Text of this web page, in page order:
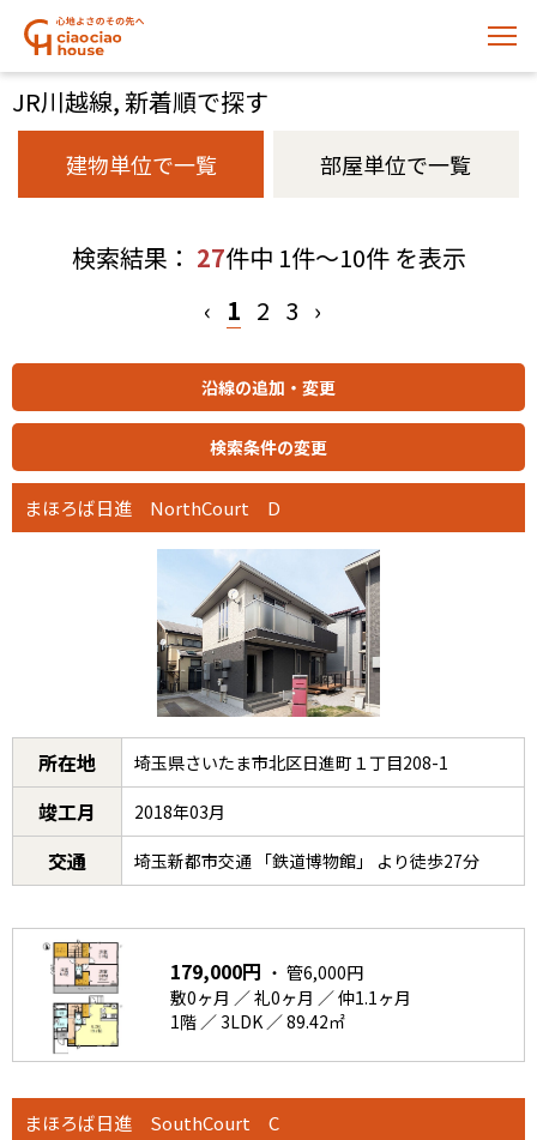
JR川越線, 新着順で探す
建物単位で一覧 部屋単位で一覧
検索結果： 27件中 1件～10件 を表示
‹ 1 2 3 ›
まほろば日進 NorthCourt D
所在地 埼玉県さいたま市北区日進町１丁目208-1
竣工月 2018年03月
交通 埼玉新都市交通 「鉄道博物館」 より徒歩27分
179,000円 ・ 管6,000円
敷0ヶ月 ／ 礼0ヶ月 ／ 仲1.1ヶ月
1階 ／ 3LDK ／ 89.42㎡
まほろば日進 SouthCourt C